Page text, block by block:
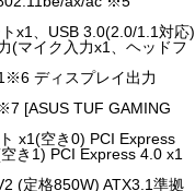
x1、USB 3.0(2.0/1.1対応)
(マイク入力x1、ヘッドフ
※6 ディスプレイ出力
[ASUS TUF GAMING
x1(空き0) PCI Express
き1) PCI Express 4.0 x1
(定格850W) ATX3.1準拠